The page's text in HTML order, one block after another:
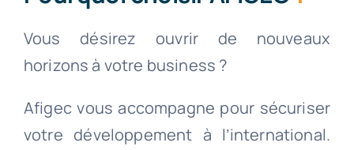
Vous désirez ouvrir de nouveaux
horizons à votre business ?
Afigec vous accompagne pour sécuriser
votre développement à l’international.